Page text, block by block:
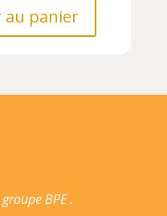
au panier
BPE .